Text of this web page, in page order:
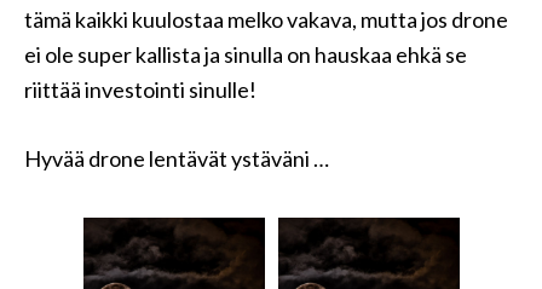
tämä kaikki kuulostaa melko vakava, mutta jos drone
ei ole super kallista ja sinulla on hauskaa ehkä se
riittää investointi sinulle!
Hyvää drone lentävät ystäväni …